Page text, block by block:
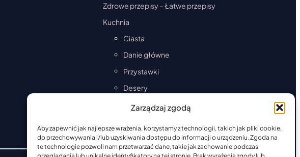
Zarządzaj zgodą
Aby zapewnić jak najlepsze wrażenia, korzystamy z technologii, takich jak pliki cookie,
do przechowywania i/lub uzyskiwania dostępu do informacji o urządzeniu. Zgoda na
te technologie pozwoli nam przetwarzać dane, takie jak zachowanie podczas
Zdrowe przepisy – Łatwe przepisy
Kuchnia
Ciasta
Danie główne
Przystawki
Desery
Okazjonalna